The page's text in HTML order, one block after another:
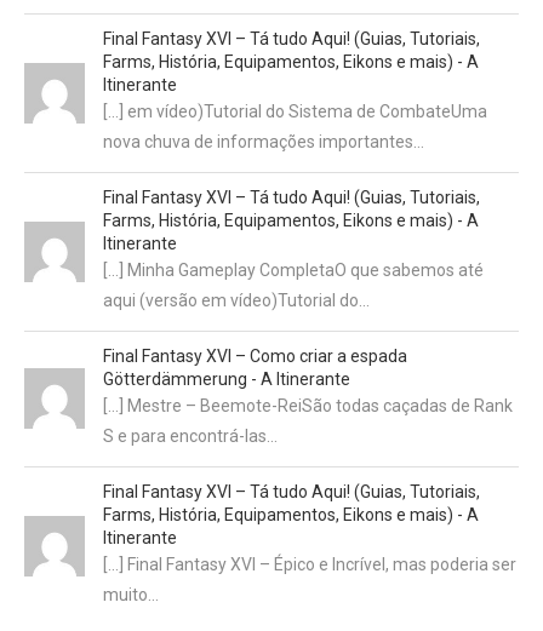
Final Fantasy XVI – Tá tudo Aqui! (Guias, Tutoriais,
Farms, História, Equipamentos, Eikons e mais) - A
Itinerante
[…] em vídeo)Tutorial do Sistema de CombateUma
nova chuva de informações importantes…
Final Fantasy XVI – Tá tudo Aqui! (Guias, Tutoriais,
Farms, História, Equipamentos, Eikons e mais) - A
Itinerante
[…] Minha Gameplay CompletaO que sabemos até
aqui (versão em vídeo)Tutorial do…
Final Fantasy XVI – Como criar a espada
Götterdämmerung - A Itinerante
[…] Mestre – Beemote-ReiSão todas caçadas de Rank
S e para encontrá-las…
Final Fantasy XVI – Tá tudo Aqui! (Guias, Tutoriais,
Farms, História, Equipamentos, Eikons e mais) - A
Itinerante
[…] Final Fantasy XVI – Épico e Incrível, mas poderia ser
muito…